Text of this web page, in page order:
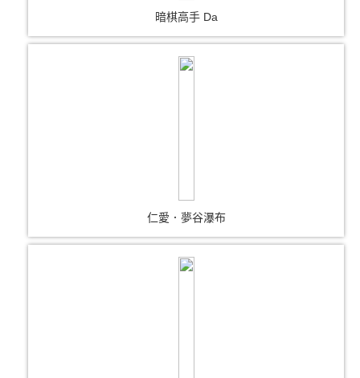
暗棋高手 Da
仁愛．夢谷瀑布